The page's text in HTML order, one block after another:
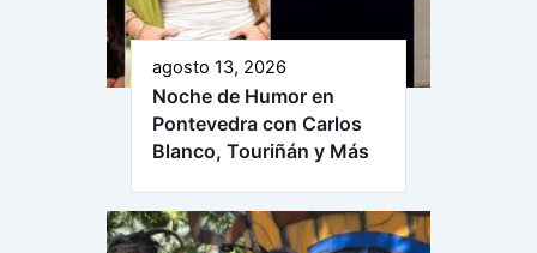
agosto 13, 2026
Noche de Humor en
Pontevedra con Carlos
Blanco, Touriñán y Más